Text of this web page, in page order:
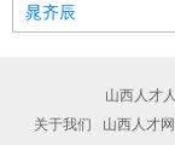
晁齐辰
山西人才
关于我们
山西人才网